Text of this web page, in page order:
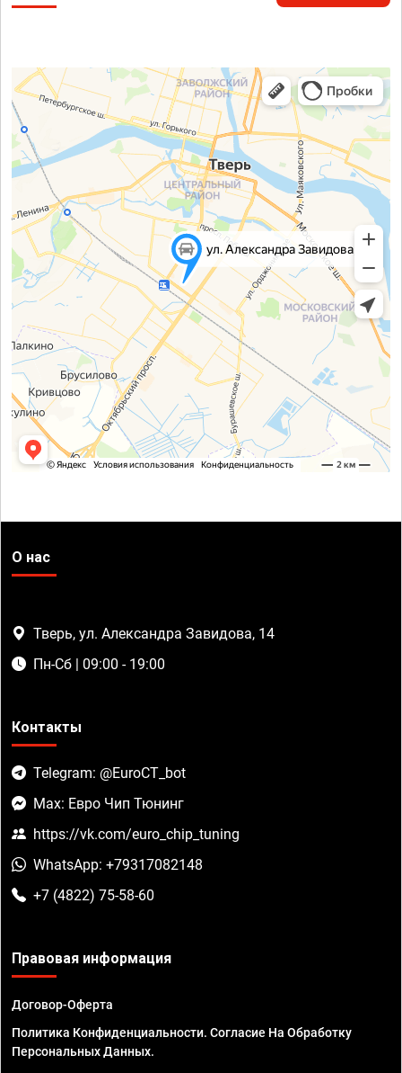
О нас
Тверь, ул. Александра Завидова, 14
Пн-Сб | 09:00 - 19:00
Контакты
Telegram: @EuroCT_bot
Max: Евро Чип Тюнинг
https://vk.com/euro_chip_tuning
WhatsApp: +79317082148
+7 (4822) 75-58-60
Правовая информация
Договор-Оферта
Политика Конфиденциальности. Согласие На Обработку
Персональных Данных.